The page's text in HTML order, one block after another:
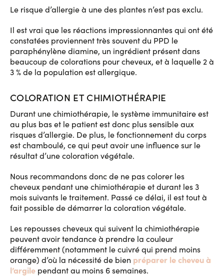
Le risque d’allergie à une des plantes n’est pas exclu.
Il est vrai que les réactions impressionnantes qui ont été
constatées proviennent très souvent du PPD le
paraphénylène diamine, un ingrédient présent dans
beaucoup de colorations pour cheveux, et à laquelle 2 à
3 % de la population est allergique.
COLORATION ET CHIMIOTHÉRAPIE
Durant une chimiothérapie, le système immunitaire est
au plus bas et le patient est donc plus sensible aux
risques d’allergie. De plus, le fonctionnement du corps
est chamboulé, ce qui peut avoir une influence sur le
résultat d’une coloration végétale.
Nous recommandons donc de ne pas colorer les
cheveux pendant une chimiothérapie et durant les 3
mois suivants le traitement. Passé ce délai, il est tout à
fait possible de démarrer la coloration végétale.
Les repousses cheveux qui suivent la chimiothérapie
peuvent avoir tendance à prendre la couleur
différemment (notamment le cuivré qui prend moins
orange) d’où la nécessité de bien préparer le cheveu à
l’argile pendant au moins 6 semaines.